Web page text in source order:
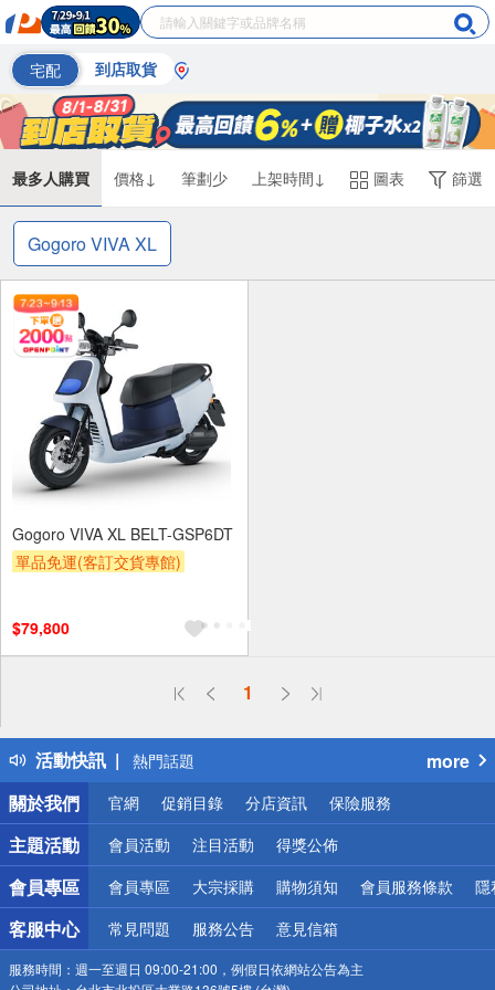
宅配 到店取貨
最多人購買 價格↓ 筆劃少 上架時間↓ 圖表 篩選
Gogoro VIVA XL
Gogoro VIVA XL BELT-GSP6DT
單品免運(客訂交貨專館)
$79,800
1
活動快訊
偏遠地區配送
得獎公告
熱門話題
銀行優惠
偏遠地區配送
詐騙網頁！請小心！
more
關於我們
官網 促銷目錄 分店資訊 保險服務
主題活動 會員活動 注目活動 得獎公佈
會員專區 會員專區 大宗採購 購物須知 會員服務條款 隱
客服中心 常見問題 服務公告 意見信箱
服務時間： 週一至週日 09:00-21:00，例假日依網站公告為主